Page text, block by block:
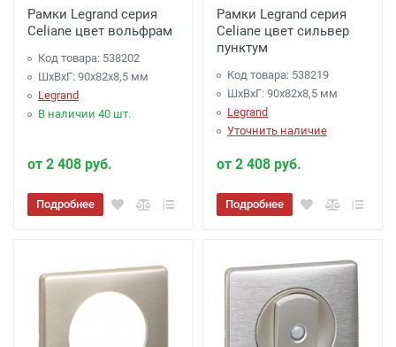
Рамки Legrand серия
Celiane цвет вольфрам
Код товара: 538202
ШхВхГ: 90x82x8,5 мм
Legrand
В наличии 40 шт.
от 2 408 руб.
Подробнее
Рамки Legrand серия
Celiane цвет сильвер
пунктум
Код товара: 538219
ШхВхГ: 90x82x8,5 мм
Legrand
Уточнить наличие
от 2 408 руб.
Подробнее